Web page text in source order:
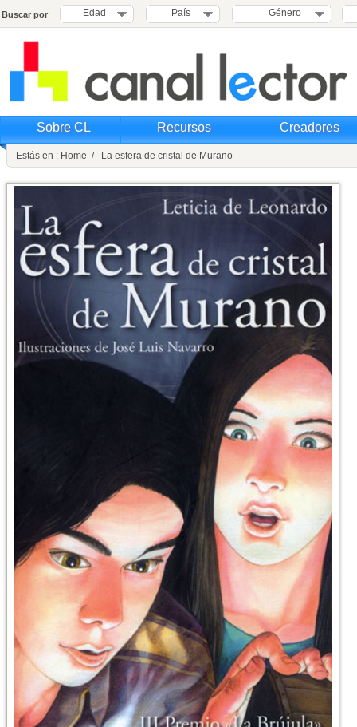
Buscar por Edad País Género
Sobre CL Recursos Creadores
Estás en : Home / La esfera de cristal de Murano